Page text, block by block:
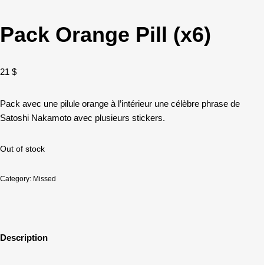
Pack Orange Pill (x6)
21 $
Pack avec une pilule orange à l’intérieur une célèbre phrase de
Satoshi Nakamoto avec plusieurs stickers.
Out of stock
Category: Missed
Description